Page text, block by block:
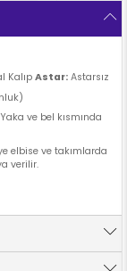
KalıpAstar: Astarsız
ve bel kısmında
elbise ve takımlarda
verilir.